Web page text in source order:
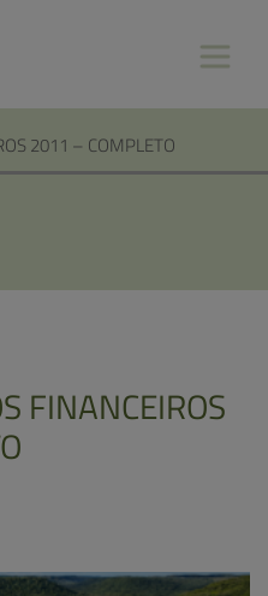
2011 – COMPLETO
FINANCEIROS